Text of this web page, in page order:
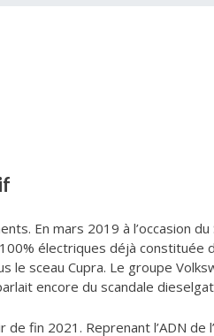
En mars 2019 à l’occasion
électriques déjà constituée
sceau Cupra. Le groupe
encore du scandale
fin 2021. Reprenant l’ADN